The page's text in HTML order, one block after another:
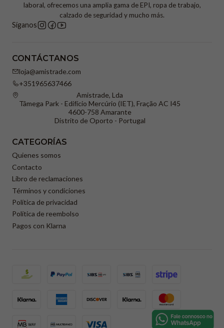
laboral, ofrecemos una amplia gama de EPI, ropa de trabajo,
calzado de seguridad y mucho más.
Síganos
CONTÁCTANOS
loja@amistrade.com
+351965637466
Amistrade, Lda
Tâmega Park - Edifício Mercúrio (IET), Fração AC I45
4600-758 Amarante
Distrito de Oporto - Portugal
CATEGORÍAS
Quienes somos
Contacto
Libro de reclamaciones
Términos y condiciones
Política de privacidad
Política de reembolso
Pagos con Klarna